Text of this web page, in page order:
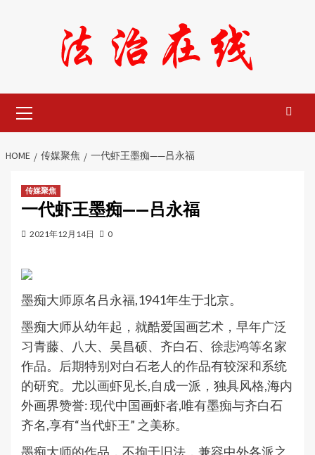
Menu
HOME 传媒聚焦 一代虾王墨痴——吕永福
传媒聚焦
一代虾王墨痴——吕永福
2021年12月14日 0
墨痴大师原名吕永福,1941年生于北京。
墨痴大师从幼年起，就酷爱国画艺术，早年广泛
习青藤、八大、吴昌硕、齐白石、徐悲鸿等名家
作品。后期特别对白石老人的作品有较深和系统
的研究。尤以画虾见长,自成一派，独具风格,海内
外画界赞誉: 现代中国画虾者,唯有墨痴与齐白石
齐名,享有“当代虾王” 之美称。
墨痴大师的作品，不拘于旧法，兼容中外各派之